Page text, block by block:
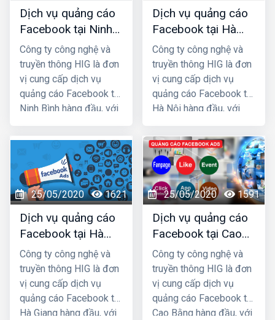
chắn sẽ giúp quý khách
phát triển kinh doanh
nhanh chóng.
mang lại hiệu quả về
doanh số cao hơn, cũng
như uy tín thương hiệu
cho doanh nghiệp/shop.
Dịch vụ quảng cáo
Facebook tại Ninh
Bình giá rẻ, uy tín
Công ty công nghệ và
truyền thông HIG là đơn
vị cung cấp dịch vụ
quảng cáo Facebook tại
Ninh Bình hàng đầu, với
chạy quảng cáo cho
hàng trăm khách hàng
lớn nhỏ ở Ninh Bình và
các tỉnh Miền Bắc,
chúng tôi chắc chắn sẽ
giúp quý khách phát
triển kinh doanh nhanh
chóng.
Dịch vụ quảng cáo
Facebook tại Hà
Nội giá rẻ, uy tín
Công ty công nghệ và
truyền thông HIG là đơn
vị cung cấp dịch vụ
quảng cáo Facebook tại
Hà Nội hàng đầu, với
chạy quảng cáo cho
hàng trăm khách hàng
lớn nhỏ ở Hà Nội và các
tỉnh Miền Bắc, chúng tôi
chắc chắn sẽ giúp quý
khách phát triển kinh
doanh nhanh chóng.
25/05/2020 1621
Dịch vụ quảng cáo
Facebook tại Hà
Giang giá rẻ, uy tín
Công ty công nghệ và
truyền thông HIG là đơn
vị cung cấp dịch vụ
quảng cáo Facebook tại
Hà Giang hàng đầu, với
25/05/2020 1591
Dịch vụ quảng cáo
Facebook tại Cao
Bằng giá rẻ, uy tín
Công ty công nghệ và
truyền thông HIG là đơn
vị cung cấp dịch vụ
quảng cáo Facebook tại
Cao Bằng hàng đầu, với